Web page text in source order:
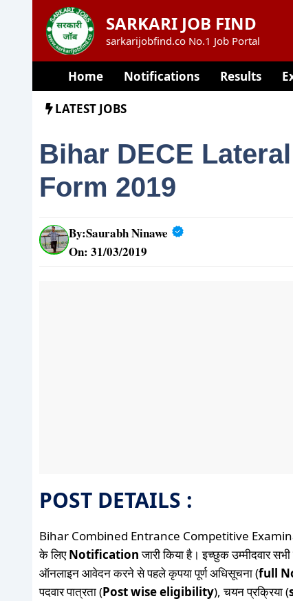
SARKARI JOB FIND
sarkarijobfind.co No.1 Job Portal
Home Notifications Results
LATEST JOBS
Bihar DECE
Form 2019
By:Saurabh Ninawe
On: 31/03/2019
POST DETAILS :
Bihar Combined Entrance Competitive
के लिएNotificationजारी किया है। इच्छुक उम्मीदवार सभी
ऑनलाइन आवेदन करने से पहले कृपया पूर्ण अधिसूचना (full
पदवार पात्रता (Post wise eligibility), चयन प्रक्रिया (